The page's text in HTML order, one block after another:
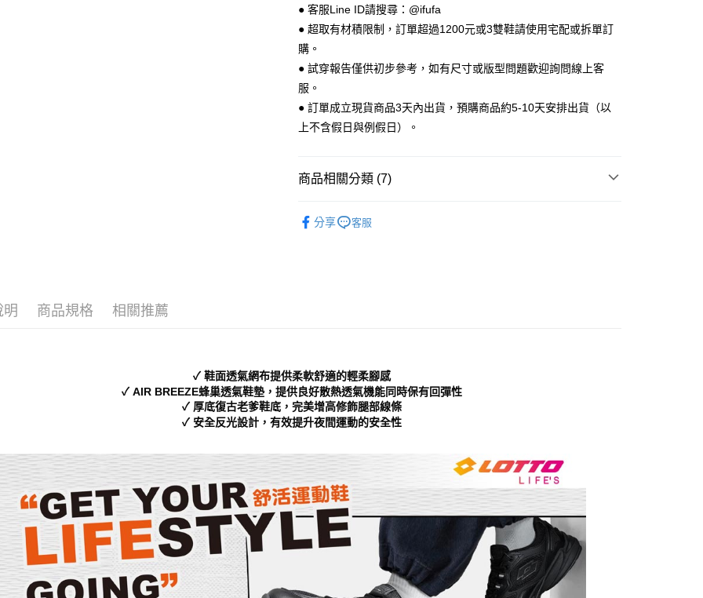
相關說明
【關於「AFTEE先享後付」】
AFTEE先享後付是「在收到商品之後才付款」的支付方式。 讓您購物簡單
便利好安心！
１．簡單：不需註冊會員、不需綁卡、不需儲值。
３．安心：先確認商品／服務後，再付款。
【「AFTEE先享後付」結帳流程】
１．於結帳方式選擇「AFTEE先享後付」後，將跳轉至「AFTEE先享後
３．收到繳費通知簡訊後14天內，點擊此簡訊中的連結，可透過四大超商
絡購買商品的店家。未經商家同意取消之訂單仍視為有效，需透過AFTEE
https://aftee.tw/terms/#terms3
３．未成年的使用者請事先徵得法定代理人或監護人之同意方可使用
「AFTEE先享後付」，若未經同意申辦者引起之損失，本公司不負相關責
任。
結果請求用戶進行身份認證。
５．嚴禁一人註冊多個帳號或使用他人資訊註冊。若發現惡意使用之情
形，恩沛科技股份有限公司將有權停止該用戶之使用額度並採取法律行
動。
ATM付款
運送方式
全家 取貨付款
每筆NT$70，滿NT$999(含以上)免運費
每筆NT$70，滿NT$999(含以上)免運費
7-11 取貨付款
● 客服Line ID請搜尋：@ifufa
● 超取有材積限制，訂單超過1200元或3雙鞋請使用宅配或拆單訂
購。
● 試穿報告僅供初步參考，如有尺寸或版型問題歡迎詢問線上客
服。
● 訂單成立現貨商品3天內出貨，預購商品約5-10天安排出貨（以
上不含假日與例假日）。
商品相關分類 (7)
分享 客服
明 商品規格 相關推薦
✓ 鞋面透氣網布提供柔軟舒適的輕柔腳感
✓ AIR BREEZE蜂巢透氣鞋墊，提供良好散熱透氣機能同時保有回彈性
✓ 厚底復古老爹鞋底，完美增高修飾腿部線條
✓ 安全反光設計，有效提升夜間運動的安全性